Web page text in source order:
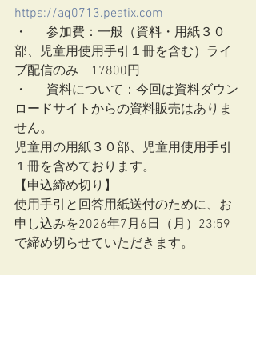
https://aq0713.peatix.com
・	参加費：一般（資料・用紙３０
部、児童用使用手引１冊を含む）ライ
ブ配信のみ　17800円
・	資料について：今回は資料ダウン
ロードサイトからの資料販売はありま
せん。
児童用の用紙３０部、児童用使用手引
１冊を含めております。
【申込締め切り】
使用手引と回答用紙送付のために、お
申し込みを2026年7月6日（月）23:59
で締め切らせていただきます。